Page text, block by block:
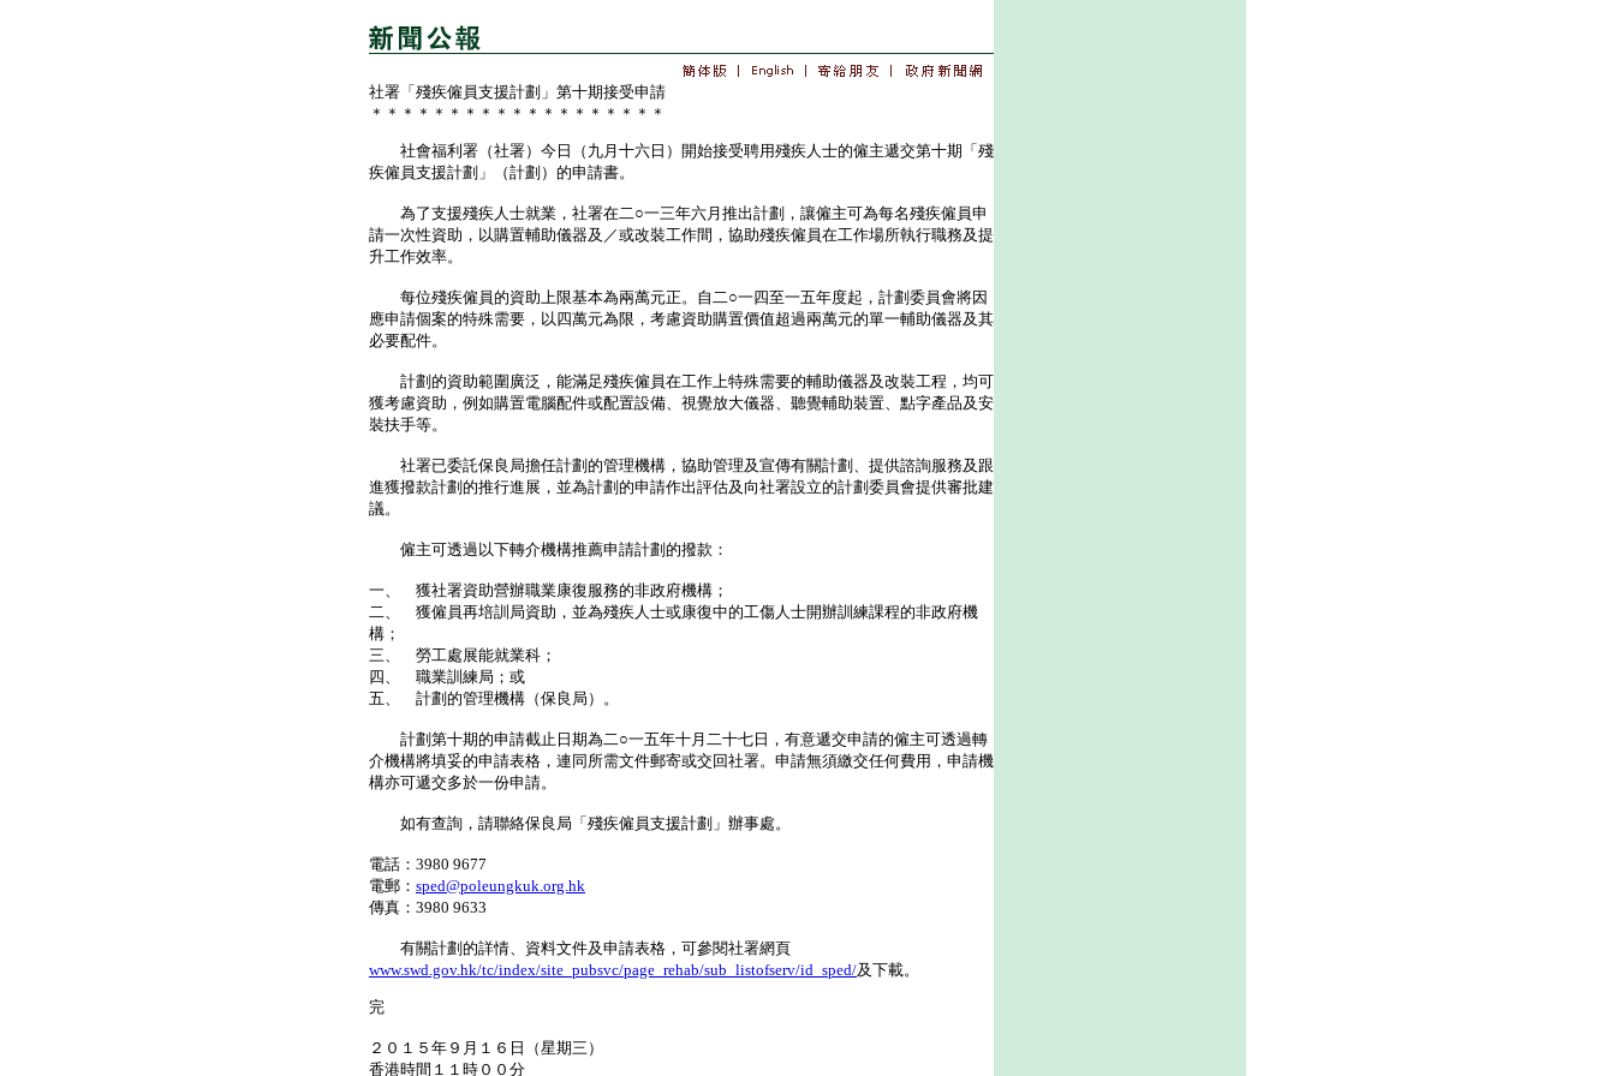
社署「殘疾僱員支援計劃」第十期接受申請
＊＊＊＊＊＊＊＊＊＊＊＊＊＊＊＊＊＊＊
社會福利署（社署）今日（九月十六日）開始接受聘用殘疾人士的僱主遞交第十期「殘
疾僱員支援計劃」（計劃）的申請書。
為了支援殘疾人士就業，社署在二○一三年六月推出計劃，讓僱主可為每名殘疾僱員申
請一次性資助，以購置輔助儀器及／或改裝工作間，協助殘疾僱員在工作場所執行職務及提
升工作效率。
每位殘疾僱員的資助上限基本為兩萬元正。自二○一四至一五年度起，計劃委員會將因
應申請個案的特殊需要，以四萬元為限，考慮資助購置價值超過兩萬元的單一輔助儀器及其
必要配件。
計劃的資助範圍廣泛，能滿足殘疾僱員在工作上特殊需要的輔助儀器及改裝工程，均可
獲考慮資助，例如購置電腦配件或配置設備、視覺放大儀器、聽覺輔助裝置、點字產品及安
裝扶手等。
社署已委託保良局擔任計劃的管理機構，協助管理及宣傳有關計劃、提供諮詢服務及跟
進獲撥款計劃的推行進展，並為計劃的申請作出評估及向社署設立的計劃委員會提供審批建
議。
僱主可透過以下轉介機構推薦申請計劃的撥款：
一、 獲社署資助營辦職業康復服務的非政府機構；
二、 獲僱員再培訓局資助，並為殘疾人士或康復中的工傷人士開辦訓練課程的非政府機
構；
三、 勞工處展能就業科；
四、 職業訓練局；或
五、 計劃的管理機構（保良局）。
計劃第十期的申請截止日期為二○一五年十月二十七日，有意遞交申請的僱主可透過轉
介機構將填妥的申請表格，連同所需文件郵寄或交回社署。申請無須繳交任何費用，申請機
構亦可遞交多於一份申請。
如有查詢，請聯絡保良局「殘疾僱員支援計劃」辦事處。
電話：3980 9677
電郵： sped@poleungkuk.org.hk
傳真：3980 9633
有關計劃的詳情、資料文件及申請表格，可參閱社署網頁
www.swd.gov.hk/tc/index/site_pubsvc/page_rehab/sub_listofserv/id_sped/及下載。
完
２０１５年９月１６日（星期三）
香港時間１１時００分